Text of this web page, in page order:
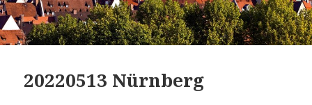
20220513 Nürnberg